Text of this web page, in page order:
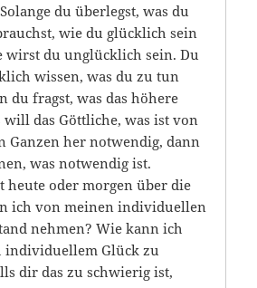
du überlegst, was du
wie du glücklich sein
wirst du unglücklich sein. Du
wissen, was du zu tun
du fragst, was das höhere
will das Göttliche, was ist von
Ganzen her notwendig, dann
was notwendig ist.
heute oder morgen über die
ich von meinen individuellen
nehmen? Wie kann ich
individuellem Glück zu
dir das zu schwierig ist,